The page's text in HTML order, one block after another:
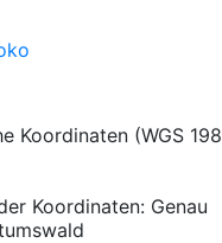
Koordinaten (WGS
Koordinaten: Genau